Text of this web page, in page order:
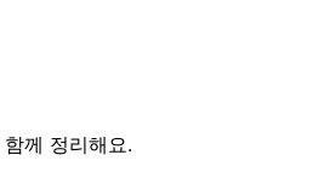
께 정리해요.